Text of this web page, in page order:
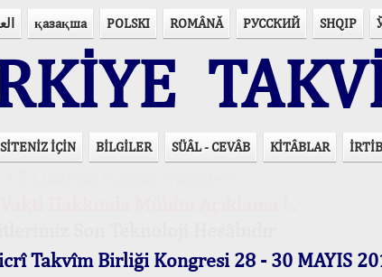
қазақша POLSKI ROMÂNĂ РУССКИЙ SHQIP
SİTENİZ İÇİN BİLGİLER SÜÂL - CEVÂB KİTÂBLAR
Takvîm Birliği Kongresi 28 - 30 MAYIS